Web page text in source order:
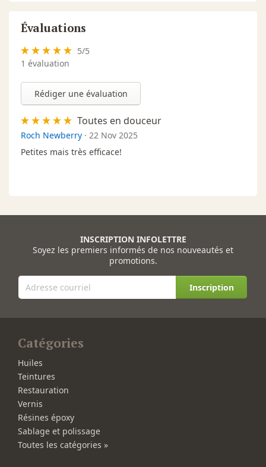
Évaluations
5/5
1 évaluation
Rédiger une évaluation
Toutes en douceur
Roch Newberry · 22 Nov 2025
Petites mais très efficace!
INSCRIPTION INFOLETTRE
Soyez les premiers informés de nos nouveautés et
promotions.
Inscription
Catégories
Huiles
Teintures
Restauration
Vernis
Résines époxy
Sablage et polissage
Toutes les catégories »